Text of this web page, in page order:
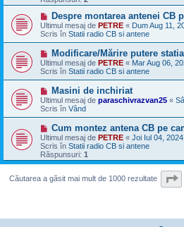
j
n
o
u
M
e
s
a
n
o
u
Despre montarea antenei CB
Ultimul mesaj de PETRE « Dum Aug 11,
Scris în Statii radio CB si antene
M
e
s
a
n
o
u
Modificare/Mărire putere
Ultimul mesaj de PETRE « Mar Aug 06,
Scris în Statii radio CB si antene
M
e
s
a
n
o
u
Masini de inchiriat
Ultimul mesaj de paraschivrazvan25 «
Scris în Vând
M
e
s
a
j
o
u
Cum montez antena CB pe
Ultimul mesaj de PETRE « Joi Iul 04,
Scris în Statii radio CB si antene
Răspunsuri: 1
Căutarea a găsit mai mult de 1000 rezultate